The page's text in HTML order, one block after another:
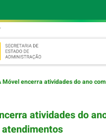
Móvel encerra atividades do ano
atividades do